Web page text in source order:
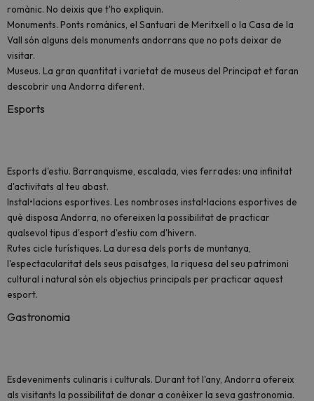
romànic. No deixis que t'ho expliquin.
Monuments. Ponts romànics, el Santuari de Meritxell o la Casa de la
Vall són alguns dels monuments andorrans que no pots deixar de
visitar.
Museus. La gran quantitat i varietat de museus del Principat et faran
descobrir una Andorra diferent.
Esports
Esports d'estiu. Barranquisme, escalada, vies ferrades: una infinitat
d'activitats al teu abast.
Instal•lacions esportives. Les nombroses instal•lacions esportives de
què disposa Andorra, no ofereixen la possibilitat de practicar
qualsevol tipus d'esport d'estiu com d'hivern.
Rutes cicle turístiques. La duresa dels ports de muntanya,
l'espectacularitat dels seus paisatges, la riquesa del seu patrimoni
cultural i natural són els objectius principals per practicar aquest
esport.
Gastronomia
Esdeveniments culinaris i culturals. Durant tot l'any, Andorra ofereix
als visitants la possibilitat de donar a conèixer la seva gastronomia.